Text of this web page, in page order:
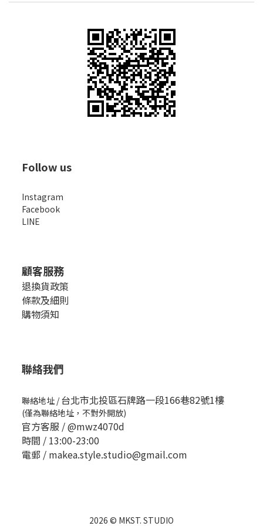
Follow us
Instagram
Facebook
LINE
顧客服務
退換貨政策
條款及細則
購物須知
聯絡我們
聯絡地址 /台北市北投區石牌路一段166巷82號1樓
(僅為聯絡地址，不對外開放)
官方客服 /@mwz4070d
時間 / 13:00-23:00
電郵 / makea.style.studio@gmail.com
2026 © MKST. STUDIO